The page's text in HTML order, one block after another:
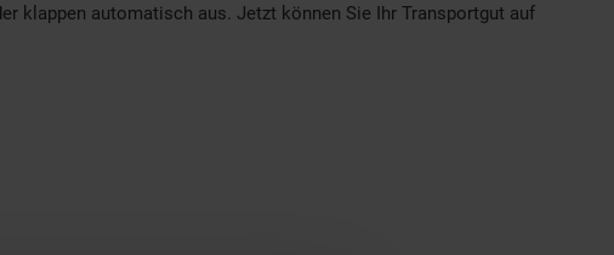
klappen automatisch aus. Jetzt können Sie Ihr Transportgut auf